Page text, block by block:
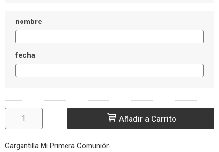
nombre
fecha
Añadir a Carrito
Gargantilla Mi Primera Comunión